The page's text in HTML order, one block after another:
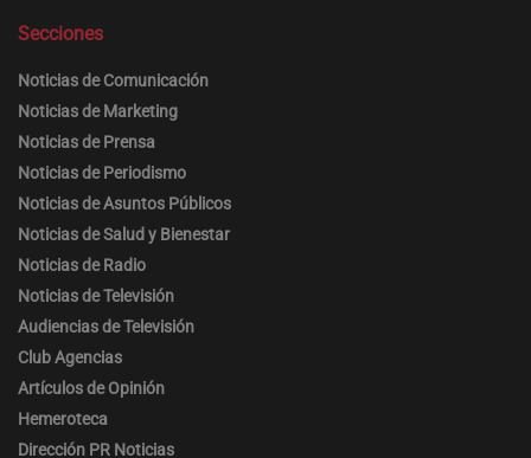
Secciones
Noticias de Comunicación
Noticias de Marketing
Noticias de Prensa
Noticias de Periodismo
Noticias de Asuntos Públicos
Noticias de Salud y Bienestar
Noticias de Radio
Noticias de Televisión
Audiencias de Televisión
Club Agencias
Artículos de Opinión
Hemeroteca
Dirección PR Noticias